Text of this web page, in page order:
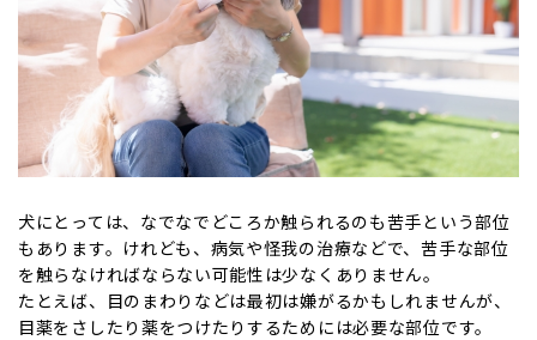
犬にとっては、なでなでどころか触られるのも苦手という部位
もあります。けれども、病気や怪我の治療などで、苦手な部位
を触らなければならない可能性は少なくありません。
たとえば、目のまわりなどは最初は嫌がるかもしれませんが、
目薬をさしたり薬をつけたりするためには必要な部位です。